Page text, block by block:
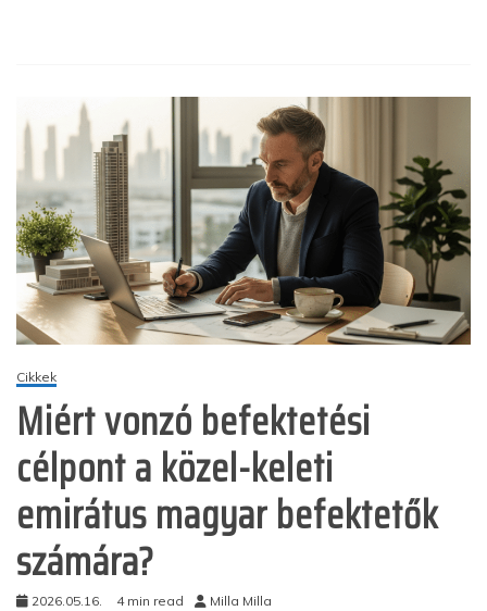
Cikkek
Miért vonzó befektetési
célpont a közel-keleti
emirátus magyar befektetők
számára?
2026.05.16. 4 min read Milla Milla